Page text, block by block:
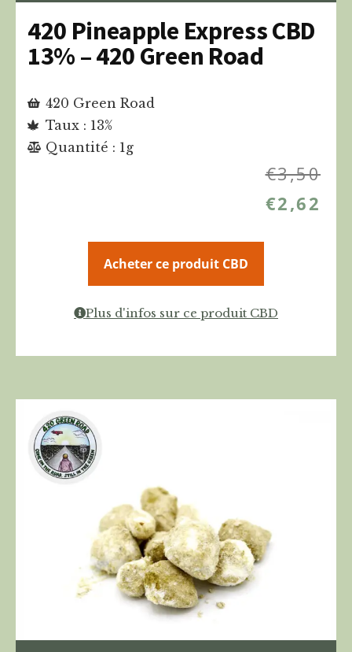
420 Pineapple Express CBD
13% – 420 Green Road
420 Green Road
Taux : 13%
Quantité : 1g
€3,50
€2,62
Acheter ce produit CBD
Plus d'infos sur ce produit CBD